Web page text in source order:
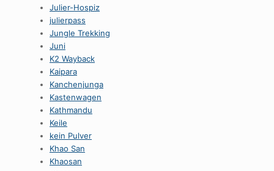
Julier-Hospiz
julierpass
Jungle Trekking
Juni
K2 Wayback
Kaipara
Kanchenjunga
Kastenwagen
Kathmandu
Keile
kein Pulver
Khao San
Khaosan